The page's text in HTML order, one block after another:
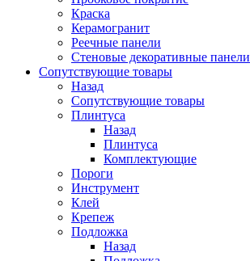
Краска
Керамогранит
Реечные панели
Стеновые декоративные панели
Сопутствующие товары
Назад
Сопутствующие товары
Плинтуса
Назад
Плинтуса
Комплектующие
Пороги
Инструмент
Клей
Крепеж
Подложка
Назад